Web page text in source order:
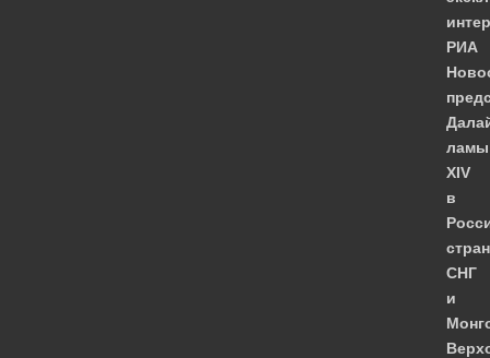
РИА
ламы
XIV
в
СНГ
и